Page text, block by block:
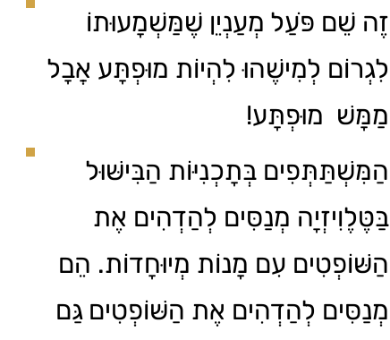
זֶה שֵׁם פֹּעַל מְעַנְיֵן שֶׁמַּשְׁמָעוּתוֹ
לִגְרוֹם לְמִישֶׁהוּ לִהְיוֹת מוּפְתָּע אֲבָל
מַמָּשׁ מוּפְתָּע!
הַמִּשְׁתַּתְּפִים בְּתָכְנִיּוֹת הַבִּישּׁוּל
בַּטֶּלֶוִיזְיָה מְנַסִּים לְהַדְהִים אֶת
הַשּׁוֹפְטִים עִם מָנוֹת מְיוּחָדוֹת. הֵם
מְנַסִּים לְהַדְהִים אֶת הַשּׁוֹפְטִים גַּם